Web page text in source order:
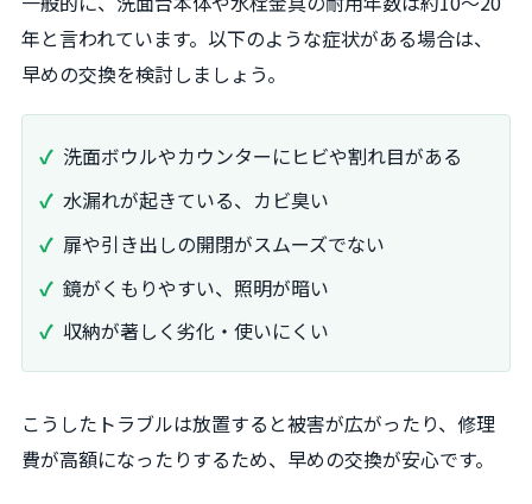
年と言われています。以下のような症状がある場合は、
早めの交換を検討しましょう。
洗面ボウルやカウンターにヒビや割れ目がある
水漏れが起きている、カビ臭い
扉や引き出しの開閉がスムーズでない
鏡がくもりやすい、照明が暗い
収納が著しく劣化・使いにくい
こうしたトラブルは放置すると被害が広がったり、修理
費が高額になったりするため、早めの交換が安心です。